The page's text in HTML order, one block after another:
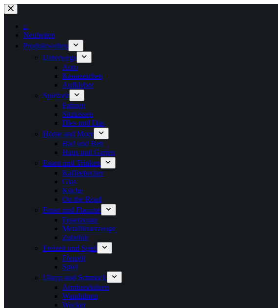
Zum
Inhalt
springen
⌂
Neuheiten
Produktwelten
Unterwegs
Auto
Kennzeichen
Aufkleber
Spielzeit
Fahnen
Sitzkissen
Dies und Das
Home and More
Bad und Bett
Haus und Garten
Essen und Trinken
Kaffeebecher
Glas
Küche
On the Road
Feuer und Flamme
Feuerzeuge
Metallfeuerzeuge
Zubehör
Freizeit und Spiel
Freizeit
Spiel
Uhren und Schmuck
Armbanduhren
Wanduhren
Wecker